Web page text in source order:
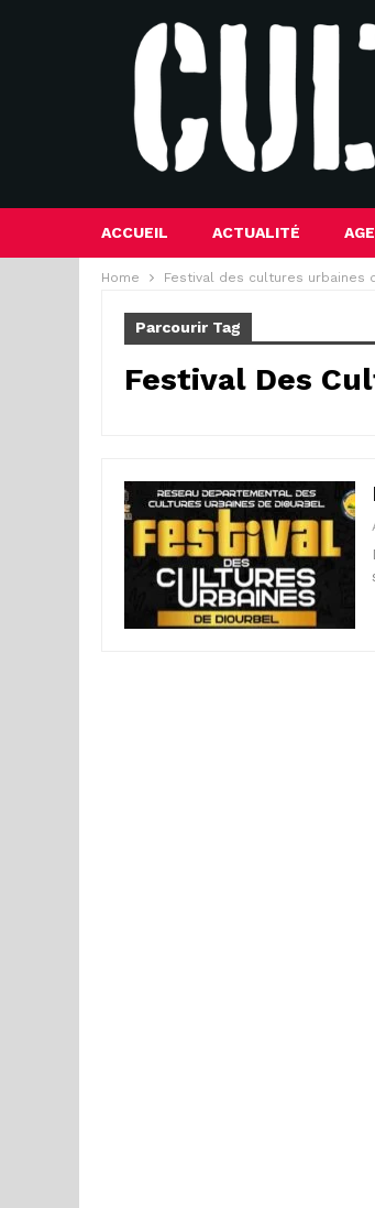
ACCUEIL ACTUALITÉ
Home Festival des cultures urbaines
Parcourir Tag
Festival Des